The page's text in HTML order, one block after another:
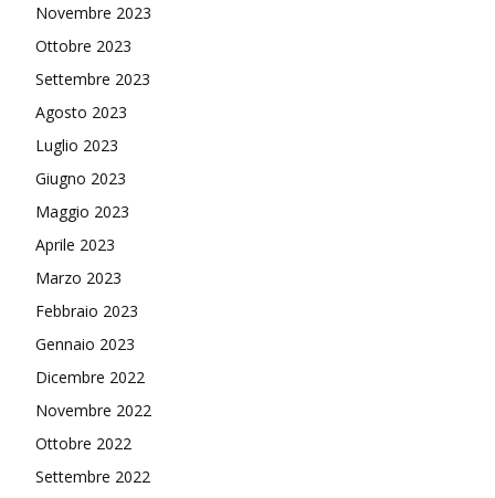
Novembre 2023
Ottobre 2023
Settembre 2023
Agosto 2023
Luglio 2023
Giugno 2023
Maggio 2023
Aprile 2023
Marzo 2023
Febbraio 2023
Gennaio 2023
Dicembre 2022
Novembre 2022
Ottobre 2022
Settembre 2022